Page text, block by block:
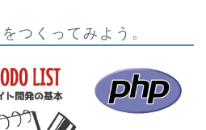
つくってみよう。